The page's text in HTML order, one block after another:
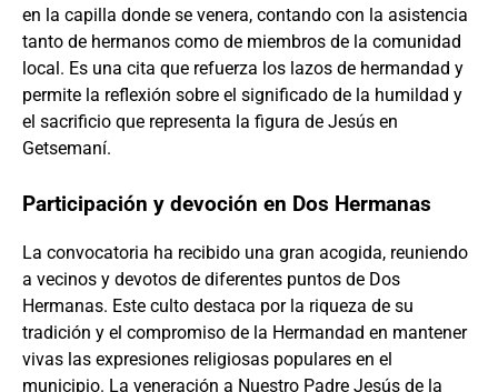
en la capilla donde se venera, contando con la asistencia
tanto de hermanos como de miembros de la comunidad
local. Es una cita que refuerza los lazos de hermandad y
permite la reflexión sobre el significado de la humildad y
el sacrificio que representa la figura de Jesús en
Getsemaní.
Participación y devoción en Dos Hermanas
La convocatoria ha recibido una gran acogida, reuniendo
a vecinos y devotos de diferentes puntos de Dos
Hermanas. Este culto destaca por la riqueza de su
tradición y el compromiso de la Hermandad en mantener
vivas las expresiones religiosas populares en el
municipio. La veneración a Nuestro Padre Jesús de la